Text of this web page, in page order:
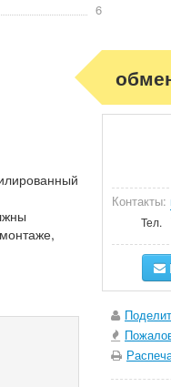
6
Контакты:
Тел.